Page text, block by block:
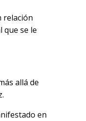
relación
que se le
allá de
en